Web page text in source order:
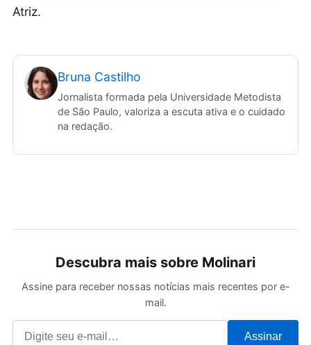
Atriz.
Bruna Castilho
Jornalista formada pela Universidade Metodista
de São Paulo, valoriza a escuta ativa e o cuidado
na redação.
Descubra mais sobre Molinari
Assine para receber nossas notícias mais recentes por e-
mail.
Assinar